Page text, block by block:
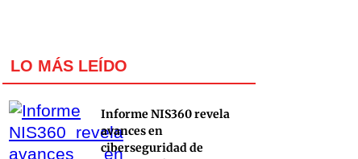
LO MÁS LEÍDO
Informe NIS360 revela
avances en
ciberseguridad de